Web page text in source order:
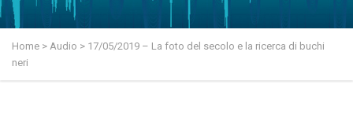
Home > Audio > 17/05/2019 – La foto del secolo e la ricerca di buchi
neri